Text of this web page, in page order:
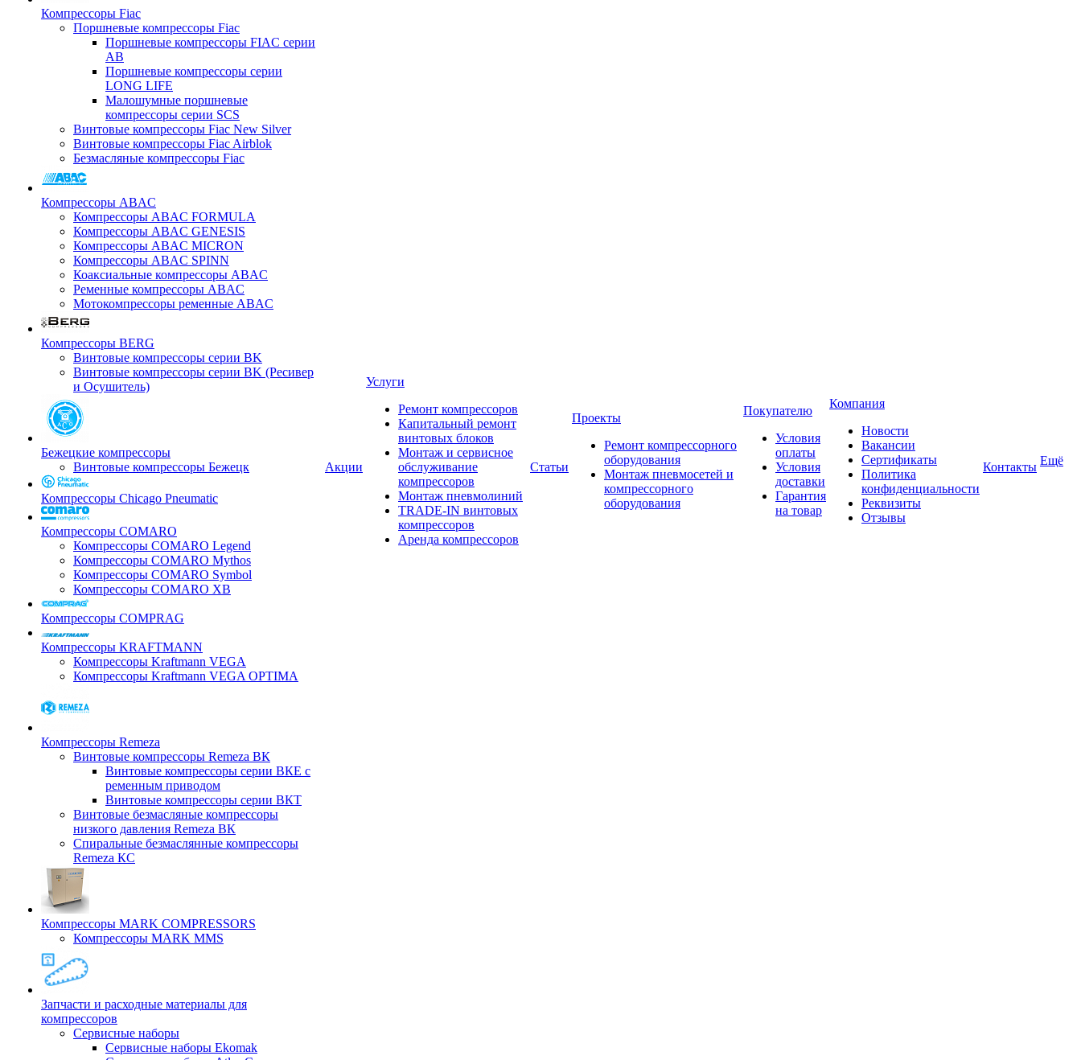
Компрессоры Fiac
Поршневые компрессоры Fiac
Поршневые компрессоры FIAC серии
AB
Поршневые компрессоры серии
LONG LIFE
Малошумные поршневые
компрессоры серии SCS
Винтовые компрессоры Fiac New Silver
Винтовые компрессоры Fiac Airblok
Безмасляные компрессоры Fiac
Компрессоры ABAC
Компрессоры ABAC FORMULA
Компрессоры ABAC GENESIS
Компрессоры ABAC MICRON
Компрессоры ABAC SPINN
Коаксиальные компрессоры ABAC
Ременные компрессоры ABAC
Мотокомпрессоры ременные ABAC
Компрессоры BERG
Винтовые компрессоры серии BK
Винтовые компрессоры серии BK (Ресивер
и Осушитель)
Бежецкие компрессоры
Винтовые компрессоры Бежецк
Компрессоры Chicago Pneumatic
Компрессоры COMARO
Компрессоры COMARO Legend
Компрессоры COMARO Mythos
Компрессоры COMARO Symbol
Компрессоры COMARO XB
Компрессоры COMPRAG
Компрессоры KRAFTMANN
Компрессоры Kraftmann VEGA
Компрессоры Kraftmann VEGA OPTIMA
Компрессоры Remeza
Винтовые компрессоры Remeza ВК
Винтовые компрессоры серии ВКЕ с
ременным приводом
Винтовые компрессоры серии ВКТ
Винтовые безмасляные компрессоры
низкого давления Remeza ВК
Спиральные безмаслянные компрессоры
Remeza КС
Компрессоры MARK COMPRESSORS
Компрессоры MARK MMS
Запчасти и расходные материалы для
компрессоров
Cервисные наборы
Сервисные наборы Ekomak
Акции
Услуги
Ремонт компрессоров
Капитальный ремонт
винтовых блоков
Монтаж и сервисное
обслуживание
компрессоров
Монтаж пневмолиний
TRADE-IN винтовых
компрессоров
Аренда компрессоров
Статьи
Проекты
Ремонт компрессорного
оборудования
Монтаж пневмосетей и
компрессорного
оборудования
Покупателю
Условия
оплаты
Условия
доставки
Гарантия
на товар
Компания
Новости
Вакансии
Сертификаты
Политика
конфиденциальности
Реквизиты
Отзывы
Контакты Ещё